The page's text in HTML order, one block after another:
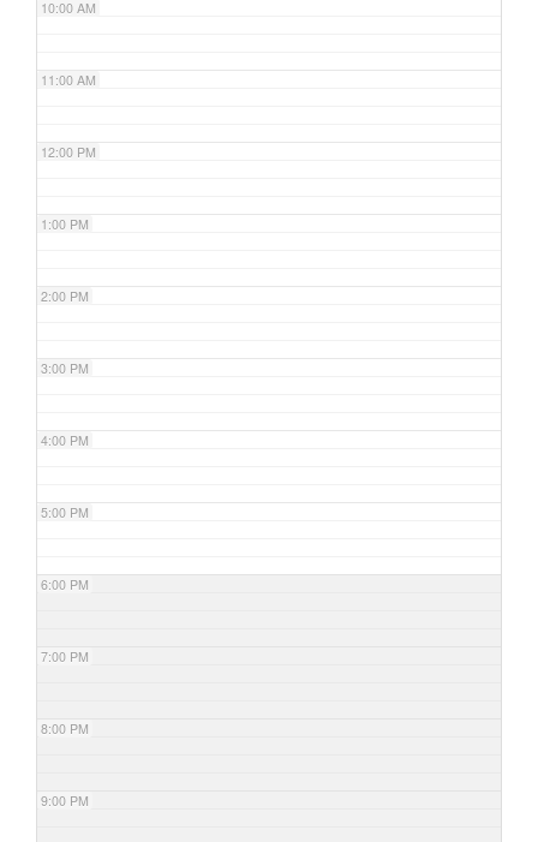
10:00 AM
11:00 AM
12:00 PM
1:00 PM
2:00 PM
3:00 PM
4:00 PM
5:00 PM
6:00 PM
7:00 PM
8:00 PM
9:00 PM